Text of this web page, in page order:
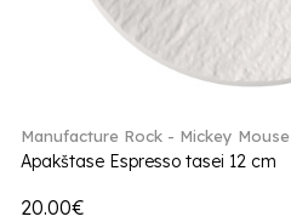
Manufacture Rock - Mickey Mouse
Apakštase Espresso tasei 12 cm
20.00€